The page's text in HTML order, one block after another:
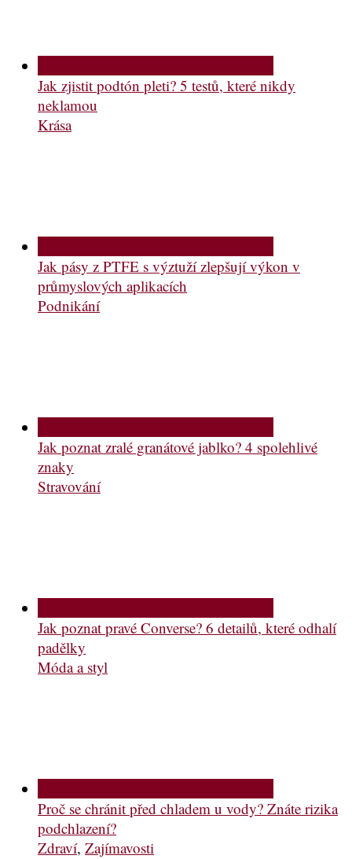
Jak zjistit podtón pleti? 5 testů, které nikdy
neklamou
Krása
Jak pásy z PTFE s výztuží zlepšují výkon v
průmyslových aplikacích
Podnikání
Jak poznat zralé granátové jablko? 4 spolehlivé
znaky
Stravování
Jak poznat pravé Converse? 6 detailů, které odhalí
padělky
Móda a styl
Proč se chránit před chladem u vody? Znáte rizika
podchlazení?
Zdraví, Zajímavosti